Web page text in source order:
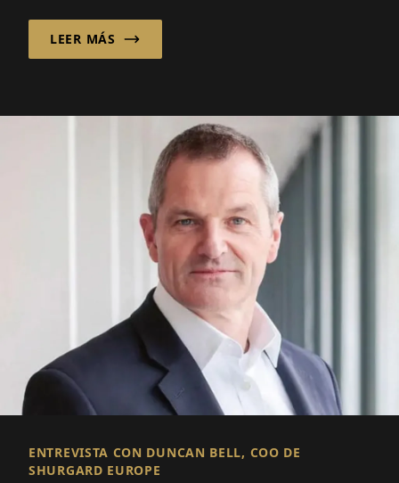
Townsend GmbH ha conseguido...
LEER MÁS
ENTREVISTA CON DUNCAN BELL, COO DE
SHURGARD EUROPE